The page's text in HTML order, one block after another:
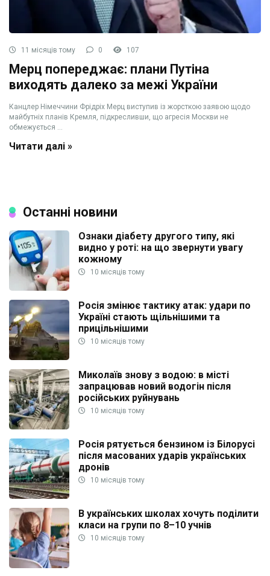
11 місяців тому 0 107
Мерц попереджає: плани Путіна
виходять далеко за межі України
Канцлер Німеччини Фрідріх Мерц виступив із жорсткою заявою щодо
майбутніх планів Кремля, підкресливши, що агресія Москви не
обмежується ...
Читати далі »
Останні новини
Ознаки діабету другого типу, які
видно у роті: на що звернути увагу
кожному
10 місяців тому
Росія змінює тактику атак: удари по
Україні стають щільнішими та
прицільнішими
10 місяців тому
Миколаїв знову з водою: в місті
запрацював новий водогін після
російських руйнувань
10 місяців тому
Росія рятується бензином із Білорусі
після масованих ударів українських
дронів
10 місяців тому
В українських школах хочуть поділити
класи на групи по 8–10 учнів
10 місяців тому